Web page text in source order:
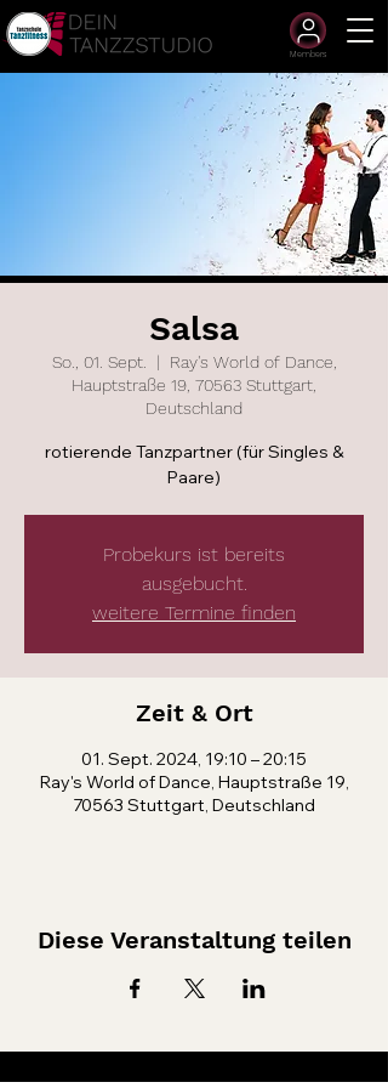
Members
Salsa
So., 01. Sept.
  |
Ray's World of Dance,
Hauptstraße 19, 70563 Stuttgart,
Deutschland
rotierende Tanzpartner (für Singles &
Paare)
Probekurs ist bereits
ausgebucht.
weitere Termine finden
Zeit & Ort
01. Sept. 2024, 19:10 – 20:15
Ray's World of Dance, Hauptstraße 19,
70563 Stuttgart, Deutschland
Diese Veranstaltung teilen